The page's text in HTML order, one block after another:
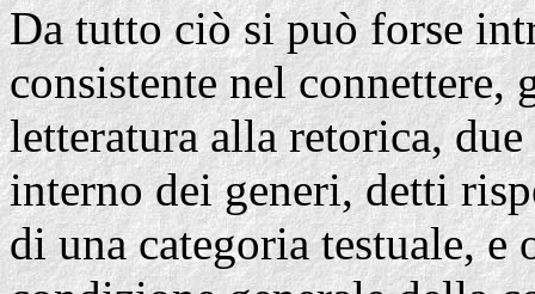
Da tutto ciò si può forse
consistente nel connettere,
letteratura alla retorica,
interno dei generi, detti
di una categoria testuale,